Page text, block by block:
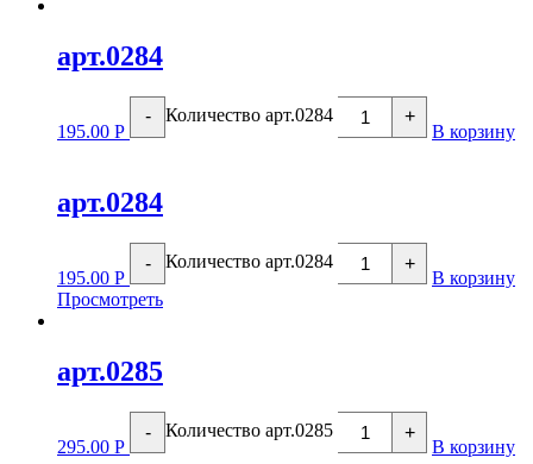
арт.0284
195.00 Р
- Количество арт.0284 +
В корзину
арт.0284
195.00 Р
- Количество арт.0284 +
В корзину
Просмотреть
арт.0285
295.00 Р
- Количество арт.0285 +
В корзину